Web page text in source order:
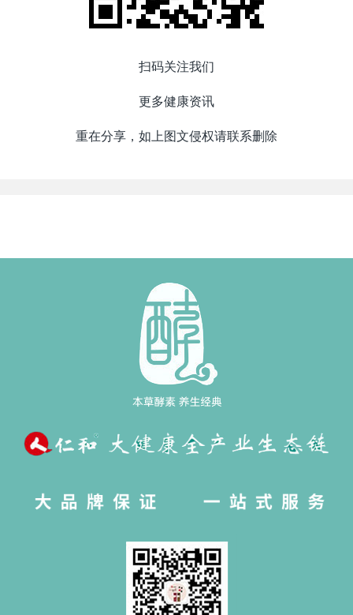
扫码关注我们
更多健康资讯
重在分享，如上图文侵权请联系删除